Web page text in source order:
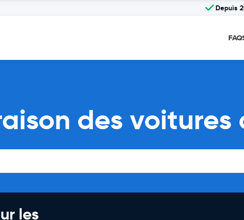
Depuis
FAQ
des
les